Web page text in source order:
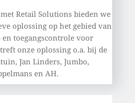
Retail Solutions bieden we
oplossing op het gebied van
toegangscontrole voor
onze oplossing o.a. bij de
Jan Linders, Jumbo,
en AH.